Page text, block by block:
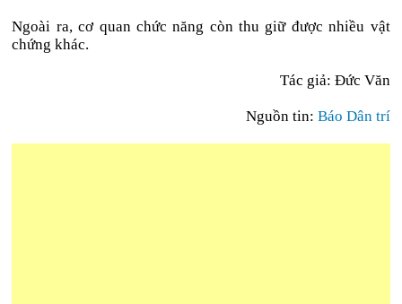
Ngoài ra, cơ quan chức năng còn thu giữ được nhiều vật
chứng khác.
Tác giả: Đức Văn
Nguồn tin: Báo Dân trí